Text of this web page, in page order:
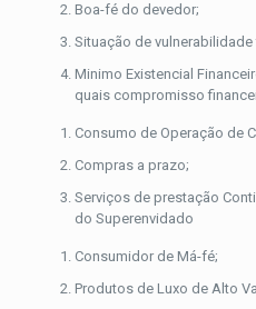
Boa-fé do devedor;
Situação de vulnerabilidade
Minimo Existencial
quais compromisso
Consumo de Operação de
Compras a prazo;
Serviços de prestação
do Superenvidado
Consumidor de Má-fé;
Produtos de Luxo de Alto